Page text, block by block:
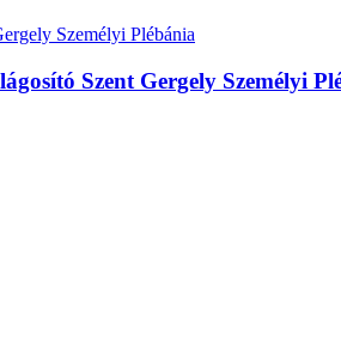
Szent Gergely Személyi